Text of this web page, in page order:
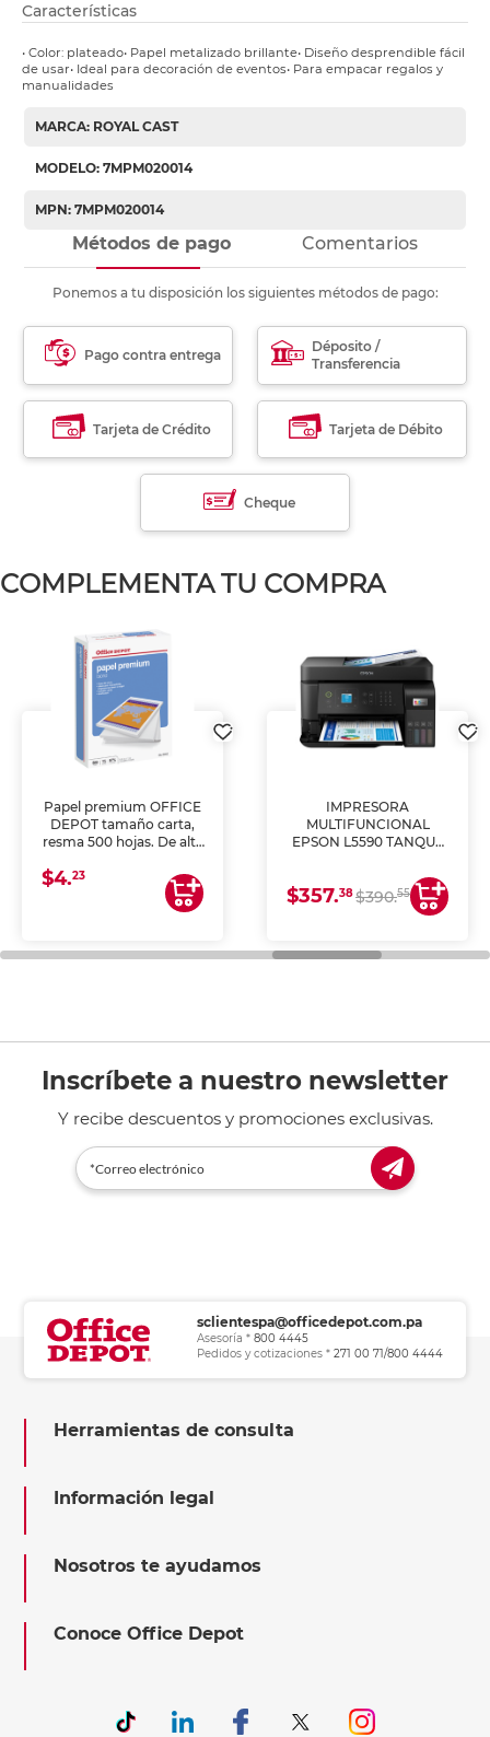
Características
• Color: plateado• Papel metalizado brillante• Diseño desprendible fácil
de usar• Ideal para decoración de eventos• Para empacar regalos y
manualidades
MARCA: ROYAL CAST
MODELO: 7MPM020014
MPN: 7MPM020014
Métodos de pago Comentarios
Ponemos a tu disposición los siguientes métodos de pago:
Pago contra entrega
Déposito /
Transferencia
Tarjeta de Crédito Tarjeta de Débito
Cheque
COMPLEMENTA TU COMPRA
Papel premium OFFICE
DEPOT tamaño carta,
resma 500 hojas. De alta
uniforme, ideal para
impresoras de inyección
de tinta y láser,
general de oficina.
$4.23
IMPRESORA
MULTIFUNCIONAL
EPSON L5590 TANQUE
COPIA Y ESCANEA)
$357.38$390.55
Inscríbete a nuestro newsletter
Y recibe descuentos y promociones exclusivas.
sclientespa@officedepot.com.pa
Asesoría * 800 4445
Pedidos y cotizaciones * 271 00 71/800 4444
Herramientas de consulta
Información legal
Nosotros te ayudamos
Conoce Office Depot